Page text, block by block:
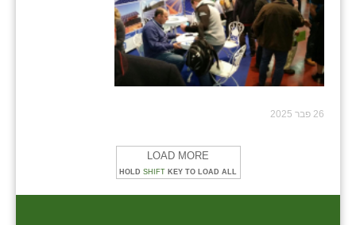
26 פבר 2025
LOAD MORE
HOLD SHIFT KEY TO LOAD ALL